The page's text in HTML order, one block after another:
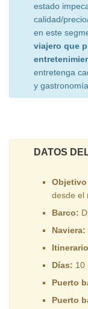
estado
calidad/
en este
viajero que
entretenga
y
DATOS
desde el
Barco:
Naviera:
Itinerario
Días: 10
Puerto
Puerto